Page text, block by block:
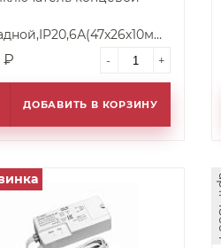
₽ - +
ДОБАВИТЬ В КОРЗИНУ